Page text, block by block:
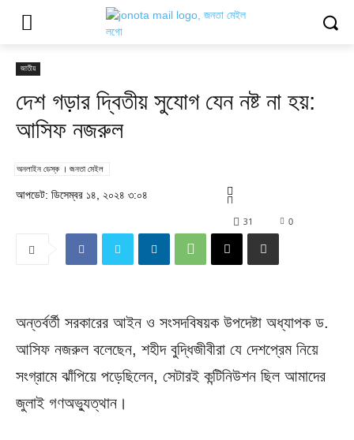
জাতীয়
দেশ গড়ার দ্বিতীয় সুযোগ যেন নষ্ট না হয়:
আসিফ নজরুল
অনলাইন ডেস্ক । জনতা মেইল
আপডেট: ডিসেম্বর ১৪, ২০২৪ ৩:০৪
0
31
অন্তর্বর্তী সরকারের আইন ও সংসদবিষয়ক উপদেষ্টা অধ্যাপক ড.
আসিফ নজরুল বলেছেন, শহীদ বুদ্ধিজীবীরা যে দেশপ্রেম নিয়ে
সংগ্রামে ঝাঁপিয়ে পড়েছিলেন, সেটারই কন্টিনিউশন ছিল আমাদের
জুলাই গণঅভ্যুত্থান।